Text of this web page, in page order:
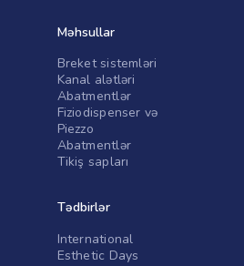
Məhsullar
Breket sistemləri
Kanal alətləri
Abatmentlər
Fiziodispenser və
Piezzo
Abatmentlər
Tikiş sapları
Tədbirlər
International
Esthetic Days